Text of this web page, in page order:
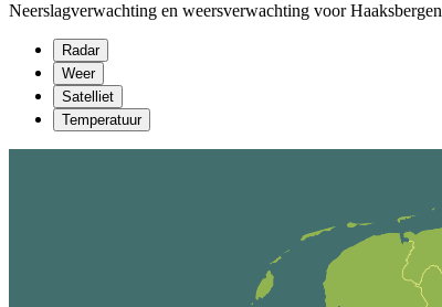
Neerslagverwachting en weersverwachting voor Haaksbergen
Radar
Weer
Satelliet
Temperatuur